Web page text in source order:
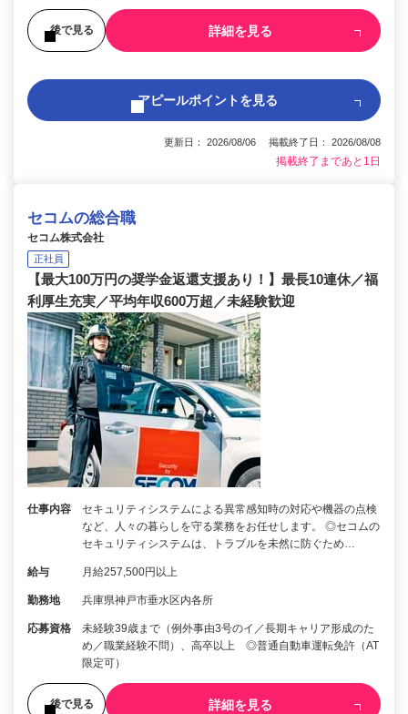
後で見る 詳細を見る
アピールポイントを見る
更新日： 2026/08/06 掲載終了日： 2026/08/08
掲載終了まであと1日
セコムの総合職
セコム株式会社
正社員
【最大100万円の奨学金返還支援あり！】最長10連休／福
利厚生充実／平均年収600万超／未経験歓迎
仕事内容
セキュリティシステムによる異常感知時の対応や機器の点検
など、人々の暮らしを守る業務をお任せします。 ◎セコムの
セキュリティシステムは、トラブルを未然に防ぐため…
給与 月給257,500円以上
勤務地 兵庫県神戸市垂水区内各所
応募資格
未経験39歳まで（例外事由3号のイ／長期キャリア形成のた
め／職業経験不問）、高卒以上 ◎普通自動車運転免許（AT
限定可）
後で見る 詳細を見る